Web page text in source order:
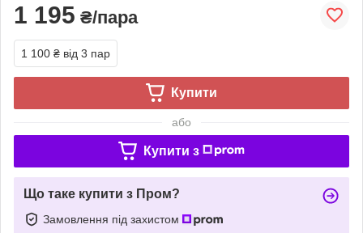
1 195 ₴/пара
1 100 ₴ від 3 пар
Купити
або
Купити з
Що таке купити з Пром?
Замовлення під захистом